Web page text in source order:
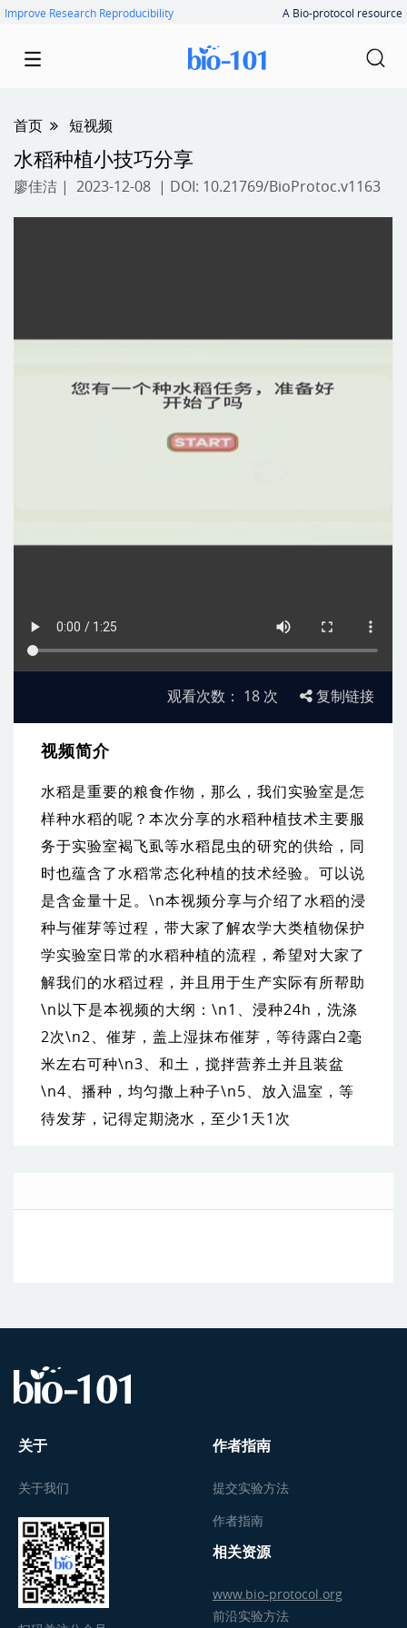
Improve Research Reproducibility A Bio-protocol resource
首页 短视频
水稻种植小技巧分享
廖佳洁 | 2023-12-08 | DOI: 10.21769/BioProtoc.v1163
观看次数： 18 次 复制链接
视频简介
水稻是重要的粮食作物，那么，我们实验室是怎
样种水稻的呢？本次分享的水稻种植技术主要服
务于实验室褐飞虱等水稻昆虫的研究的供给，同
时也蕴含了水稻常态化种植的技术经验。可以说
是含金量十足。\n本视频分享与介绍了水稻的浸
种与催芽等过程，带大家了解农学大类植物保护
学实验室日常的水稻种植的流程，希望对大家了
解我们的水稻过程，并且用于生产实际有所帮助
\n以下是本视频的大纲：\n1、浸种24h，洗涤
2次\n2、催芽，盖上湿抹布催芽，等待露白2毫
米左右可种\n3、和土，搅拌营养土并且装盆
\n4、播种，均匀撒上种子\n5、放入温室，等
待发芽，记得定期浇水，至少1天1次
关于
关于我们
作者指南
提交实验方法
作者指南
相关资源
www.bio-protocol.org
前沿实验方法